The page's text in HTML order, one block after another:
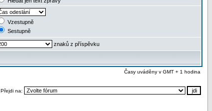
Vzestupně
Sestupně
znaků z příspěvku
Časy uváděny v GMT + 1 hodina
Přejdi na: